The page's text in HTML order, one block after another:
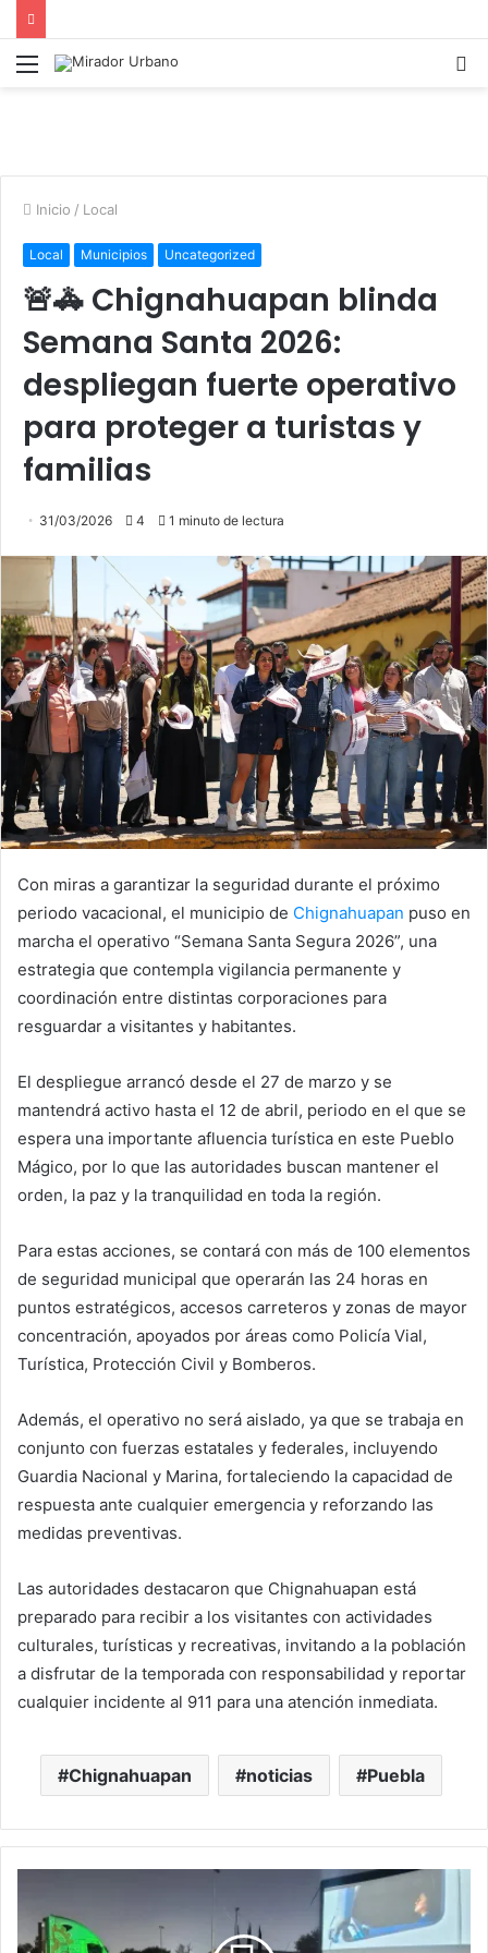
Menú
Inicio / Local
Local Municipios Uncategorized
🚨🚓 Chignahuapan blinda
Semana Santa 2026:
despliegan fuerte operativo
para proteger a turistas y
familias
31/03/2026 4 1 minuto de lectura
Con miras a garantizar la seguridad durante el próximo
periodo vacacional, el municipio de Chignahuapan puso en
marcha el operativo “Semana Santa Segura 2026”, una
estrategia que contempla vigilancia permanente y
coordinación entre distintas corporaciones para
resguardar a visitantes y habitantes.
El despliegue arrancó desde el 27 de marzo y se
mantendrá activo hasta el 12 de abril, periodo en el que se
espera una importante afluencia turística en este Pueblo
Mágico, por lo que las autoridades buscan mantener el
orden, la paz y la tranquilidad en toda la región.
Para estas acciones, se contará con más de 100 elementos
de seguridad municipal que operarán las 24 horas en
puntos estratégicos, accesos carreteros y zonas de mayor
concentración, apoyados por áreas como Policía Vial,
Turística, Protección Civil y Bomberos.
Además, el operativo no será aislado, ya que se trabaja en
conjunto con fuerzas estatales y federales, incluyendo
Guardia Nacional y Marina, fortaleciendo la capacidad de
respuesta ante cualquier emergencia y reforzando las
medidas preventivas.
Las autoridades destacaron que Chignahuapan está
preparado para recibir a los visitantes con actividades
culturales, turísticas y recreativas, invitando a la población
a disfrutar de la temporada con responsabilidad y reportar
cualquier incidente al 911 para una atención inmediata.
Chignahuapan noticias Puebla